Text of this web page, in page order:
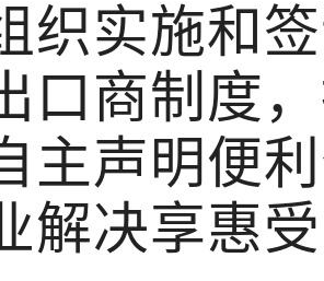
织实施和
口商制度
主声明便
解决享惠